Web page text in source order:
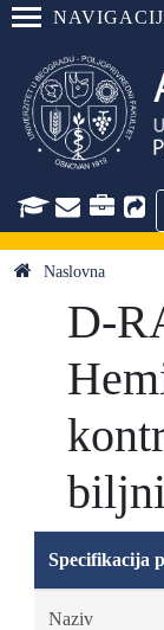
Naslovna
D-
Specifikacija
Naziv